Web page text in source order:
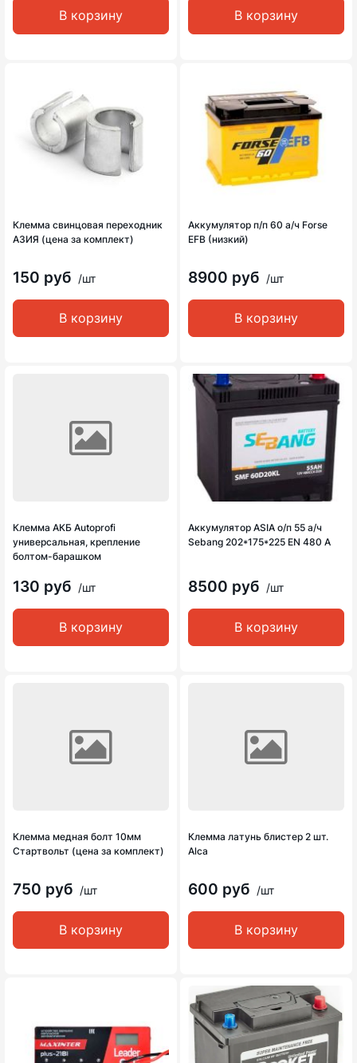
В корзину В корзину
Клемма свинцовая переходник
АЗИЯ (цена за комплект)
150 руб /шт
В корзину
Аккумулятор п/п 60 а/ч Forse
EFB (низкий)
8900 руб /шт
В корзину
Клемма АКБ Autoprofi
универсальная, крепление
болтом-барашком
130 руб /шт
В корзину
Аккумулятор ASIA о/п 55 а/ч
Sebang 202*175*225 EN 480 A
8500 руб /шт
В корзину
Клемма медная болт 10мм
Стартвольт (цена за комплект)
750 руб /шт
В корзину
Клемма латунь блистер 2 шт.
Alca
600 руб /шт
В корзину